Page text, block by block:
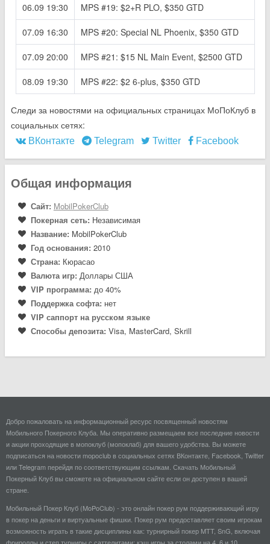
06.09 19:30 MPS #19: $2+R PLO, $350 GTD
07.09 16:30 MPS #20: Special NL Phoenix, $350 GTD
07.09 20:00 MPS #21: $15 NL Main Event, $2500 GTD
08.09 19:30 MPS #22: $2 6-plus, $350 GTD
Следи за новостями на официальных страницах МоПоКлуб в
социальных сетях:
ВКонтакте Telegram Twitter Facebook
Общая информация
Сайт: MobilPokerClub
Покерная сеть: Независимая
Название: MobilPokerClub
Год основания: 2010
Страна: Кюрасао
Валюта игр: Доллары США
VIP программа: до 40%
Поддержка софта: нет
VIP саппорт на русском языке
Способы депозита: Visa, MasterCard, Skrill
Добро пожаловать на информационный ресурс посвященный новостям
Мобильного Покерного Клуба. Мы оперативно размещаем все последние новости
и акции проходящие в мопоклуб (мопоклаб) для вашего удобства. Вы можете
подписаться на новости mopoclub в социальных сетях ВКонтакте, Facebook, Twitter
или Telegram перейдя по соответствующим ссылкам. Скачать Мобильный
Покерный Клуб вы сможете на официальном сайте если он доступен в вашей
стране.
Мобильный Покер Клуб (MoPoClub) - это онлайн покер рум поддерживающий игру
в покер на деньги и виртуальные фишки. Покер рум предоставляет своим игрокам
возможность играть в такие дисциплины как: турнирный покер MTT, SnG, включая